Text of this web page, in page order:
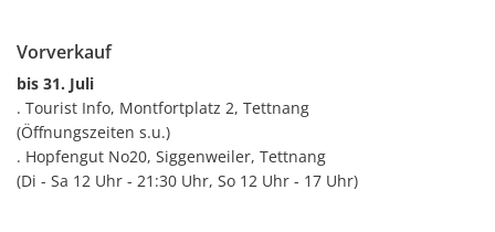
Vorverkauf
bis 31. Juli
. Tourist Info, Montfortplatz 2, Tettnang
(Öffnungszeiten s.u.)
. Hopfengut No20, Siggenweiler, Tettnang
(Di - Sa 12 Uhr - 21:30 Uhr, So 12 Uhr - 17 Uhr)